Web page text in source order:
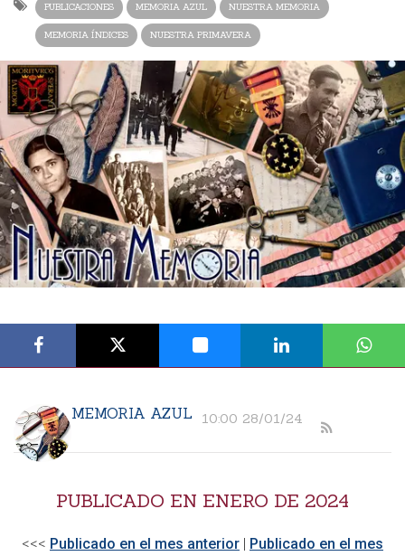
PUBLICACIONES MEMORIA AZUL NUESTRA MEMORIA
MEMORIA ÍNDICES NUESTRA PRIMAVERA
MEMORIA AZUL 10:00 28/01/24
PUBLICADO EN ENERO DE 2024
<<< Publicado en el mes anterior | Publicado en el mes